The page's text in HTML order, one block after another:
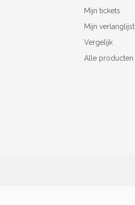
Mijn tickets
Mijn verlanglijst
Vergelijk
Alle producten